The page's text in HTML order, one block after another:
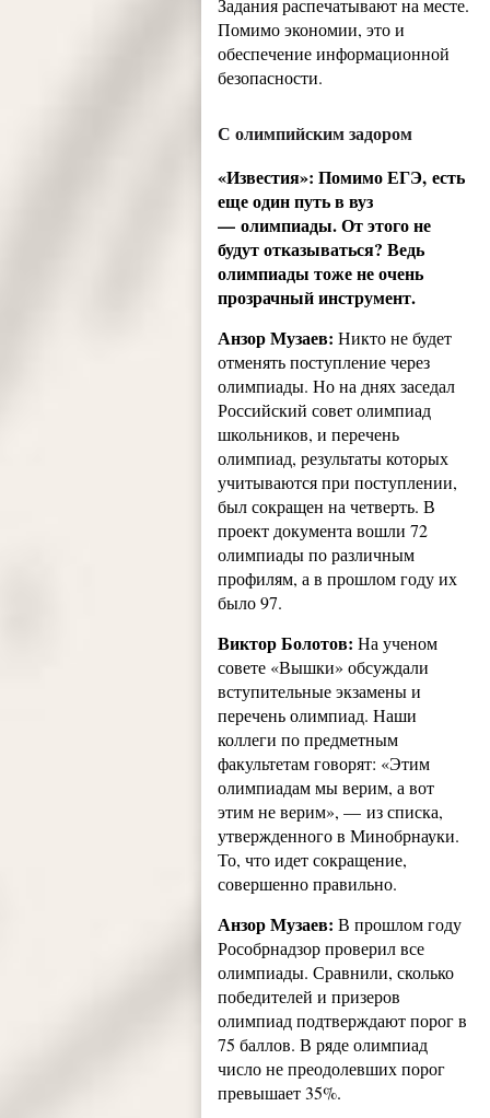
Помимо экономии, это и
обеспечение информационной
безопасности.
С олимпийским задором
«Известия»: Помимо ЕГЭ, есть
еще один путь в вуз
— олимпиады. От этого не
будут отказываться? Ведь
олимпиады тоже не очень
прозрачный инструмент.
Анзор Музаев:Никто не будет
отменять поступление через
олимпиады. Но на днях заседал
Российский совет олимпиад
школьников, и перечень
олимпиад, результаты которых
учитываются при поступлении,
был сокращен на четверть. В
проект документа вошли 72
олимпиады по различным
профилям, а в прошлом году их
было 97.
Виктор Болотов:На ученом
совете «Вышки» обсуждали
вступительные экзамены и
перечень олимпиад. Наши
коллеги по предметным
факультетам говорят: «Этим
олимпиадам мы верим, а вот
этим не верим», — из списка,
утвержденного в Минобрнауки.
То, что идет сокращение,
совершенно правильно.
Анзор Музаев:В прошлом году
Рособрнадзор проверил все
олимпиады. Сравнили, сколько
победителей и призеров
олимпиад подтверждают порог в
75 баллов. В ряде олимпиад
число не преодолевших порог
превышает 35%.